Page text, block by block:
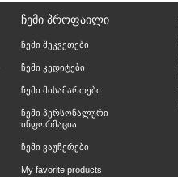
ᲩᲔᲛᲘ ᲞᲠᲝᲤᲐᲘᲚᲘ
ჩემი შეკვეთები
ჩემი კედიტები
ჩემი მისამართები
ჩემი პერსონალური
ინფორმაცია
ჩემი ვაუჩერები
My favorite products